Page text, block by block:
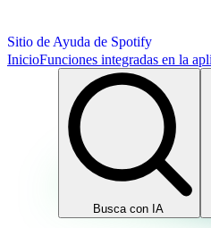
Sitio de Ayuda de Spotify
InicioFunciones integradas en la
Busca con IA